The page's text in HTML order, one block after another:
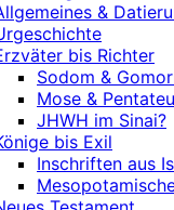
&
bis Richter
Sodom &
Mose &
JHWH im Sinai?
bis Exil
Inschriften aus